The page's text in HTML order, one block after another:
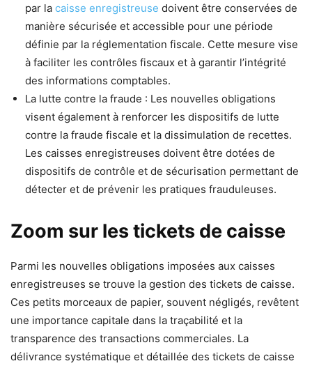
par la caisse enregistreuse doivent être conservées de
manière sécurisée et accessible pour une période
définie par la réglementation fiscale. Cette mesure vise
à faciliter les contrôles fiscaux et à garantir l’intégrité
des informations comptables.
La lutte contre la fraude : Les nouvelles obligations
visent également à renforcer les dispositifs de lutte
contre la fraude fiscale et la dissimulation de recettes.
Les caisses enregistreuses doivent être dotées de
dispositifs de contrôle et de sécurisation permettant de
détecter et de prévenir les pratiques frauduleuses.
Zoom sur les tickets de caisse
Parmi les nouvelles obligations imposées aux caisses
enregistreuses se trouve la gestion des tickets de caisse.
Ces petits morceaux de papier, souvent négligés, revêtent
une importance capitale dans la traçabilité et la
transparence des transactions commerciales. La
délivrance systématique et détaillée des tickets de caisse